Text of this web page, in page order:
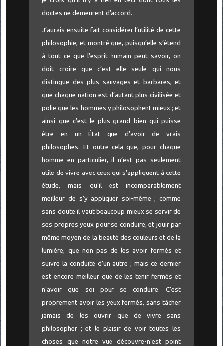
doctes ne demeurent d’accord.
J’aurais ensuite fait considérer l’utilité de cette
philosophie, et montré que, puisqu’elle s’étend
à tout ce que l’esprit humain peut savoir, on
doit croire que c’est elle seule qui nous
distingue des plus sauvages et barbares, et
que chaque nation est d’autant plus civilisée et
polie que les hommes y philosophent mieux ; et
ainsi que c’est le plus grand bien qui puisse
être en un État que d’avoir de vrais
philosophes. Et outre cela que, pour chaque
homme en particulier, il n’est pas seulement
utile de vivre avec ceux qui s’appliquent à cette
étude, mais qu’il est incomparablement
meilleur de s’y appliquer soi-même ; comme
sans doute il vaut beaucoup mieux se servir de
ses propres yeux pour se conduire, et jouir par
même moyen de la beauté des couleurs et de la
lumière, que non pas de les avoir fermés et
suivre la conduite d’un autre ; mais ce dernier
est encore meilleur que de les tenir fermés et
n’avoir que soi pour se conduire. C’est
proprement avoir les yeux fermés, sans tâcher
jamais de les ouvrir, que de vivre sans
philosopher ; et le plaisir de voir toutes les
choses que notre vue découvre-n’est point